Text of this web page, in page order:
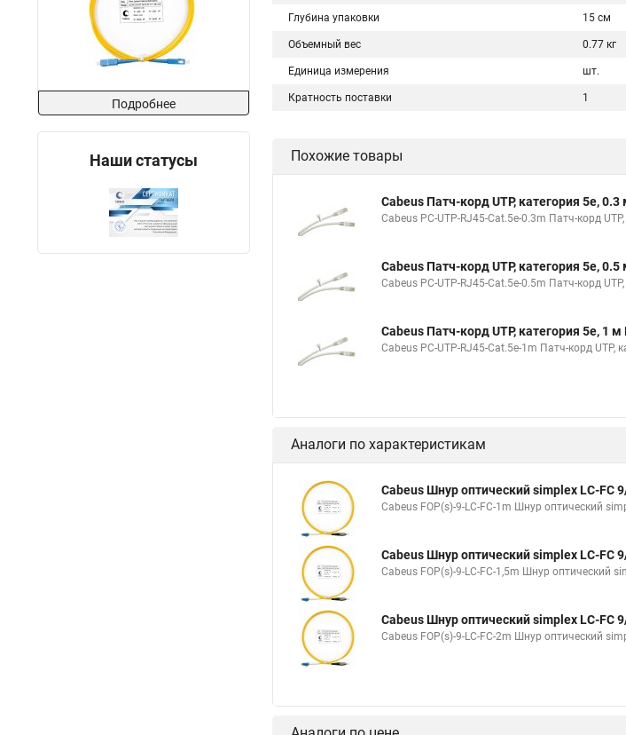
Подробнее
Наши статусы
Глубина упаковки 15 см
Объемный вес 0.77 кг
Единица измерения шт.
Кратность поставки 1
Похожие товары
Cabeus Патч-корд UTP, категория 5e,
Cabeus PC-UTP-RJ45-Cat.5e-0.3m Патч-корд
Cabeus Патч-корд UTP, категория 5e,
Cabeus PC-UTP-RJ45-Cat.5e-0.5m Патч-корд
Cabeus Патч-корд UTP, категория 5e, 1
Cabeus PC-UTP-RJ45-Cat.5e-1m Патч-корд UTP,
Аналоги по характеристикам
Cabeus Шнур оптический simplex LC-FC
Cabeus FOP(s)-9-LC-FC-1m Шнур оптический
Cabeus Шнур оптический simplex LC-FC
Cabeus FOP(s)-9-LC-FC-1,5m Шнур оптический
Cabeus Шнур оптический simplex LC-FC
Cabeus FOP(s)-9-LC-FC-2m Шнур оптический